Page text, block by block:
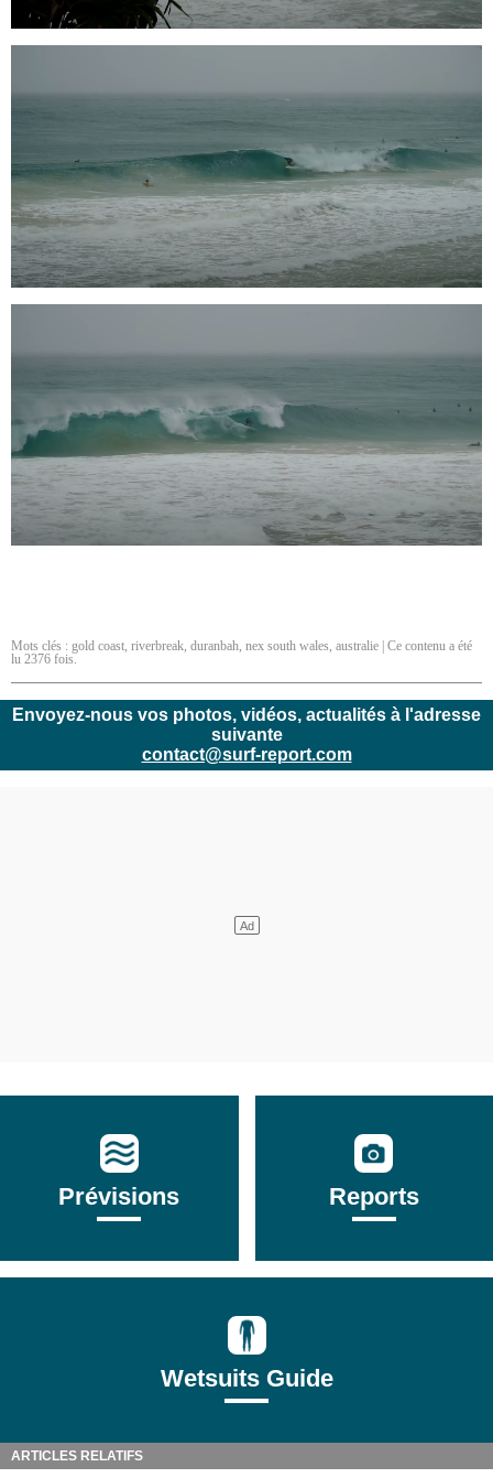
Mots clés : gold coast, riverbreak, duranbah, nex south wales, australie | Ce contenu a été
lu 2376 fois.
Envoyez-nous vos photos, vidéos, actualités à l'adresse
suivante
contact@surf-report.com
Prévisions Reports
Wetsuits Guide
ARTICLES RELATIFS